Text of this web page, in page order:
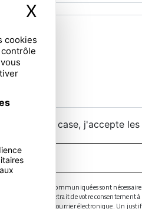
cookies
X Masquer le
cette case, j'accepte
personnelles communiquées sont
de retrait de votre consentement
voie postale ou par courrier électronique. Un